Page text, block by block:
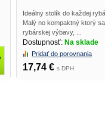
Ideálny stolík do každej
Malý no kompaktný ktorý
rybárskej výbavy, ...
Dostupnosť: Na sklade
Pridať do porovnania
17,74 € s DPH